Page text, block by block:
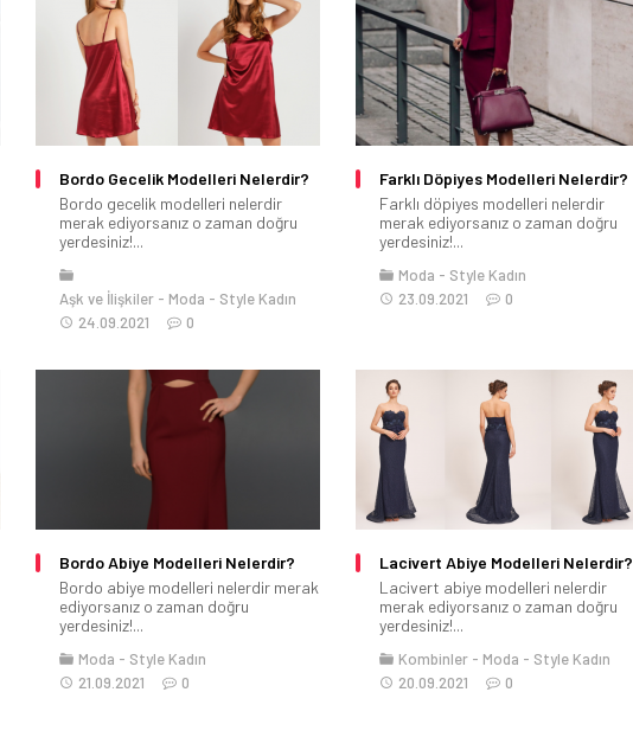
Bordo Gecelik Modelleri Nelerdir?
Bordo gecelik modelleri nelerdir
merak ediyorsanız o zaman doğru
yerdesiniz!...
Aşk ve İlişkiler Moda
Style Kadın
24.09.2021
0
Farklı Döpiyes Modelleri Nelerdir?
Farklı döpiyes modelleri nelerdir
merak ediyorsanız o zaman doğru
yerdesiniz!...
Moda
Style Kadın
23.09.2021
0
Bordo Abiye Modelleri Nelerdir?
Bordo abiye modelleri nelerdir merak
ediyorsanız o zaman doğru
yerdesiniz!...
Moda
Style Kadın
21.09.2021
0
Lacivert Abiye Modelleri Nelerdir?
Lacivert abiye modelleri nelerdir
merak ediyorsanız o zaman doğru
yerdesiniz!...
Kombinler Moda
Style Kadın
20.09.2021
0